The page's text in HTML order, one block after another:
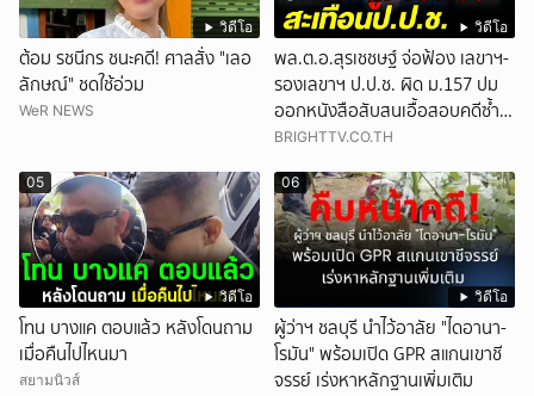
วิดีโอ
ต้อม รชนีกร ชนะคดี! ศาลสั่ง "เลอ
ลักษณ์" ชดใช้อ่วม
WeR NEWS
วิดีโอ
พล.ต.อ.สุรเชชษฐ์ จ่อฟ้อง เลขาฯ-
รองเลขาฯ ป.ป.ช. ผิด ม.157 ปม
ออกหนังสือสับสนเอื้อสอบคดีซ้ำ
ซ้อน
BRIGHTTV.CO.TH
วิดีโอ
05
โทน บางแค ตอบแล้ว หลังโดนถาม
เมื่อคืนไปไหนมา
สยามนิวส์
วิดีโอ
06
ผู้ว่าฯ ชลบุรี นำไว้อาลัย "ไดอานา-
โรมัน" พร้อมเปิด GPR สแกนเขาชี
จรรย์ เร่งหาหลักฐานเพิ่มเติม